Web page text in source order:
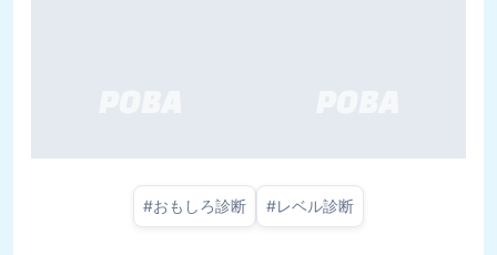
#おもしろ診断 #レベル診断